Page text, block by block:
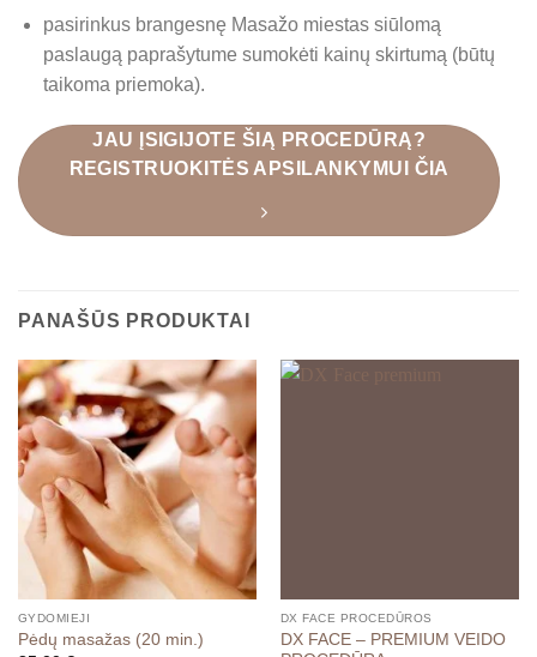
pasirinkus brangesnę Masažo miestas siūlomą
paslaugą paprašytume sumokėti kainų skirtumą (būtų
taikoma priemoka).
JAU ĮSIGIJOTE ŠIĄ PROCEDŪRĄ?
REGISTRUOKITĖS APSILANKYMUI ČIA
PANAŠŪS PRODUKTAI
GYDOMIEJI
Pėdų masažas (20 min.)
DX FACE PROCEDŪROS
DX FACE – PREMIUM VEIDO